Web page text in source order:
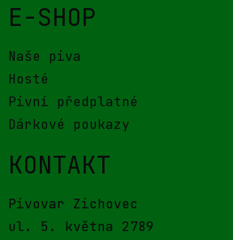
E-SHOP
Naše piva
Hosté
Pivní předplatné
Dárkové poukazy
KONTAKT
Pivovar Zichovec
ul. 5. května 2789